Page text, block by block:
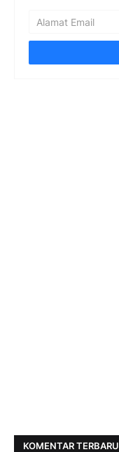
KOMENTAR TERBARU